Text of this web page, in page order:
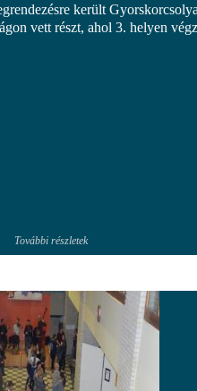
került
vett részt, ahol 3. helyen
További részletek